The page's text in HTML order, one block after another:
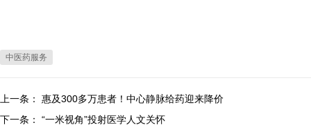
中医药服务
上一条： 惠及300多万患者！中心静脉给药迎来降价
下一条： “一米视角”投射医学人文关怀